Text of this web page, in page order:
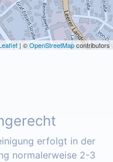
| ©OpenStreetMapcontributors
erfolgt in der
normalerweise 2-3